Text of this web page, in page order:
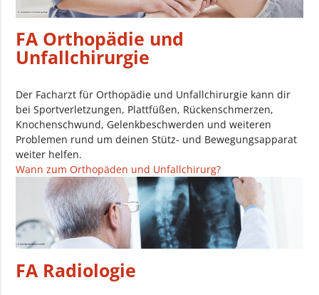
FA Orthopädie und
Unfallchirurgie
Der Facharzt für Orthopädie und Unfallchirurgie kann dir
bei Sportverletzungen, Plattfüßen, Rückenschmerzen,
Knochenschwund, Gelenkbeschwerden und weiteren
Problemen rund um deinen Stütz- und Bewegungsapparat
weiter helfen.
Wann zum Orthopäden und Unfallchirurg?
FA Radiologie